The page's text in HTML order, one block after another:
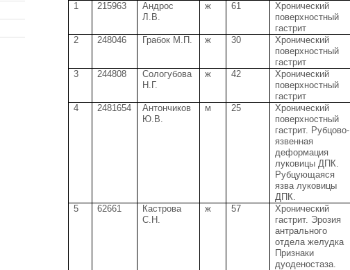
1 215963
Андрос
Л.В.
ж 61
Хронический
поверхностный
гастрит
2 248046 Грабок М.П. ж 30
Хронический
поверхностный
гастрит
3 244808
Сологубова
Н.Г.
ж 42
Хронический
поверхностный
гастрит
4 2481654
Антончиков
Ю.В.
м 25
Хронический
поверхностный
гастрит. Рубцово-
язвенная
деформация
луковицы ДПК.
Рубцующаяся
язва луковицы
ДПК.
5 62661
Кастрова
С.Н.
ж 57
Хронический
гастрит. Эрозия
антрального
отдела желудка
Признаки
дуоденостаза.